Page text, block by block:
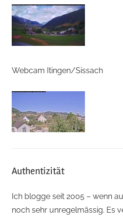
Webcam Itingen/Sissach
Authentizität
Ich blogge seit 2005 – wenn
noch sehr unregelmässig. Es